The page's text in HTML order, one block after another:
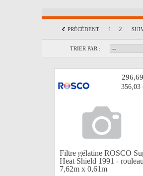
PRÉCÉDENT 1 2
TRIER PAR :
356,03
Filtre gélatine ROSCO
Heat Shield 1991 - rouleau
7,62m x 0,61m